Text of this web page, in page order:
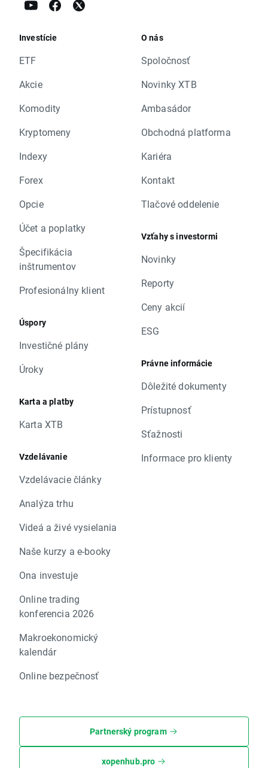
Investície
ETF
Akcie
Komodity
Kryptomeny
Indexy
Forex
Opcie
Účet a poplatky
Špecifikácia
inštrumentov
Profesionálny klient
Úspory
Investičné plány
Úroky
Karta a platby
Karta XTB
Vzdelávanie
Vzdelávacie články
Analýza trhu
Videá a živé vysielania
Naše kurzy a e-booky
Ona investuje
Online trading
konferencia 2026
Makroekonomický
kalendár
Online bezpečnosť
O nás
Spoločnosť
Novinky XTB
Ambasádor
Obchodná platforma
Kariéra
Kontakt
Tlačové oddelenie
Vzťahy s investormi
Novinky
Reporty
Ceny akcií
ESG
Právne informácie
Dôležité dokumenty
Prístupnosť
Sťažnosti
Informace pro klienty
Partnerský program
xopenhub.pro